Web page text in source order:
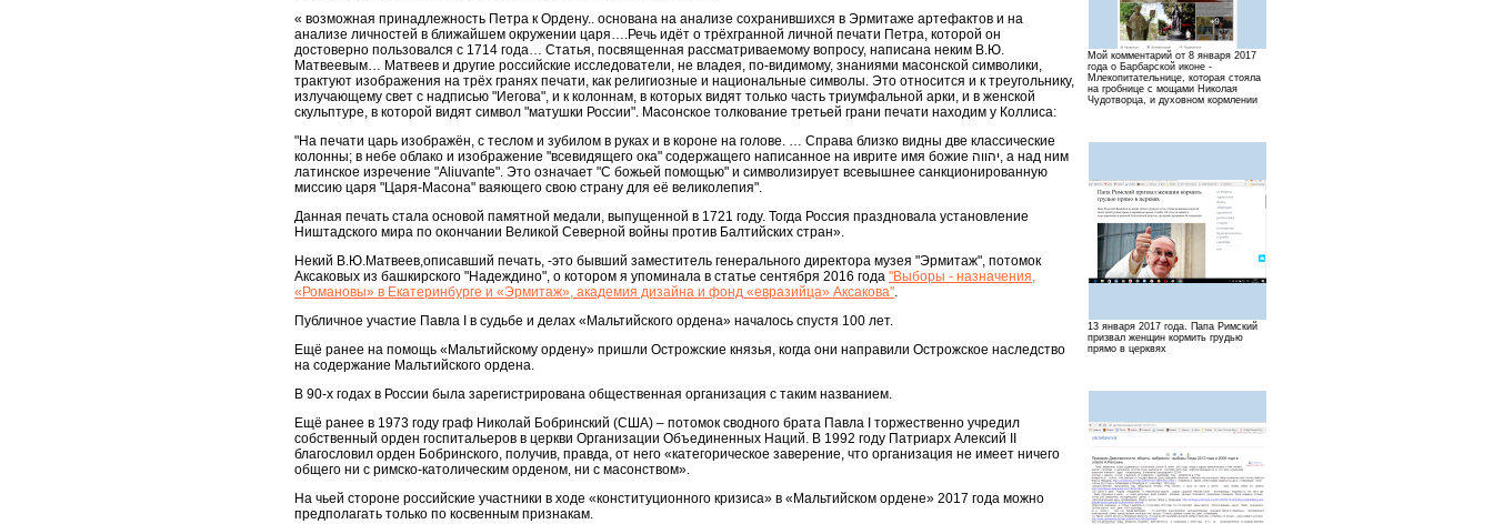
Мой комментарий от 8 января 2017
года о Барбарской иконе -
Млекопитательнице, которая стояла
на гробнице с мощами Николая
Чудотворца, и духовном кормлении
13 января 2017 года. Папа Римский
призвал женщин кормить грудью
прямо в церквях
« возможная принадлежность Петра к Ордену.. основана на анализе сохранившихся в Эрмитаже артефактов и на
анализе личностей в ближайшем окружении царя….Речь идёт о трёхгранной личной печати Петра, которой он
достоверно пользовался с 1714 года… Статья, посвященная рассматриваемому вопросу, написана неким В.Ю.
Матвеевым… Матвеев и другие российские исследователи, не владея, по-видимому, знаниями масонской символики,
трактуют изображения на трёх гранях печати, как религиозные и национальные символы. Это относится и к треугольнику,
излучающему свет с надписью "Иегова", и к колоннам, в которых видят только часть триумфальной арки, и в женской
скульптуре, в которой видят символ "матушки России". Масонское толкование третьей грани печати находим у Коллиса:
"На печати царь изображён, с теслом и зубилом в руках и в короне на голове. … Справа близко видны две классические
колонны; в небе облако и изображение "всевидящего ока" содержащего написанное на иврите имя божие יהווה, а над ним
латинское изречение "Aliuvante". Это означает "С божьей помощью" и символизирует всевышнее санкционированную
миссию царя "Царя-Масона" ваяющего свою страну для её великолепия".
Данная печать стала основой памятной медали, выпущенной в 1721 году. Тогда Россия праздновала установление
Ништадского мира по окончании Великой Северной войны против Балтийских стран».
Некий В.Ю.Матвеев,описавший печать, -это бывший заместитель генерального директора музея "Эрмитаж", потомок
Аксаковых из башкирского "Надеждино", о котором я упоминала в статье сентября 2016 года "Выборы - назначения,
«Романовы» в Екатеринбурге и «Эрмитаж», академия дизайна и фонд «евразийца» Аксакова".
Публичное участие Павла I в судьбе и делах «Мальтийского ордена» началось спустя 100 лет.
Ещё ранее на помощь «Мальтийскому ордену» пришли Острожские князья, когда они направили Острожское наследство
на содержание Мальтийского ордена.
В 90-х годах в России была зарегистрирована общественная организация с таким названием.
Ещё ранее в 1973 году граф Николай Бобринский (США) – потомок сводного брата Павла I торжественно учредил
собственный орден госпитальеров в церкви Организации Объединенных Наций. В 1992 году Патриарх Алексий II
благословил орден Бобринского, получив, правда, от него «категорическое заверение, что организация не имеет ничего
общего ни с римско-католическим орденом, ни с масонством».
На чьей стороне российские участники в ходе «конституционного кризиса» в «Мальтийском ордене» 2017 года можно
предполагать только по косвенным признакам.